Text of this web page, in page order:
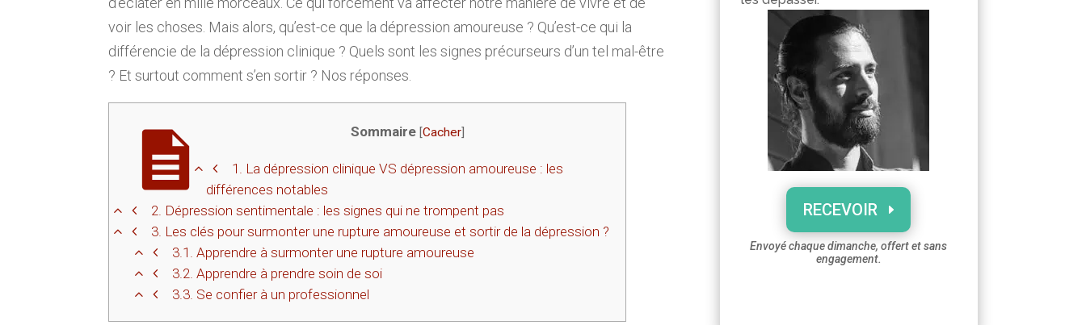
voir les choses. Mais alors, qu’est-ce que la dépression amoureuse ? Qu’est-ce qui la
différencie de la dépression clinique ? Quels sont les signes précurseurs d’un tel mal-être
? Et surtout comment s’en sortir ? Nos réponses.
Sommaire [Cacher]
1.
La dépression clinique VS dépression amoureuse : les
différences notables
2. Dépression sentimentale : les signes qui ne trompent pas
3. Les clés pour surmonter une rupture amoureuse et sortir de la dépression ?
3.1. Apprendre à surmonter une rupture amoureuse
3.2. Apprendre à prendre soin de soi
3.3. Se confier à un professionnel
RECEVOIR
Envoyé chaque dimanche, offert et sans
engagement.